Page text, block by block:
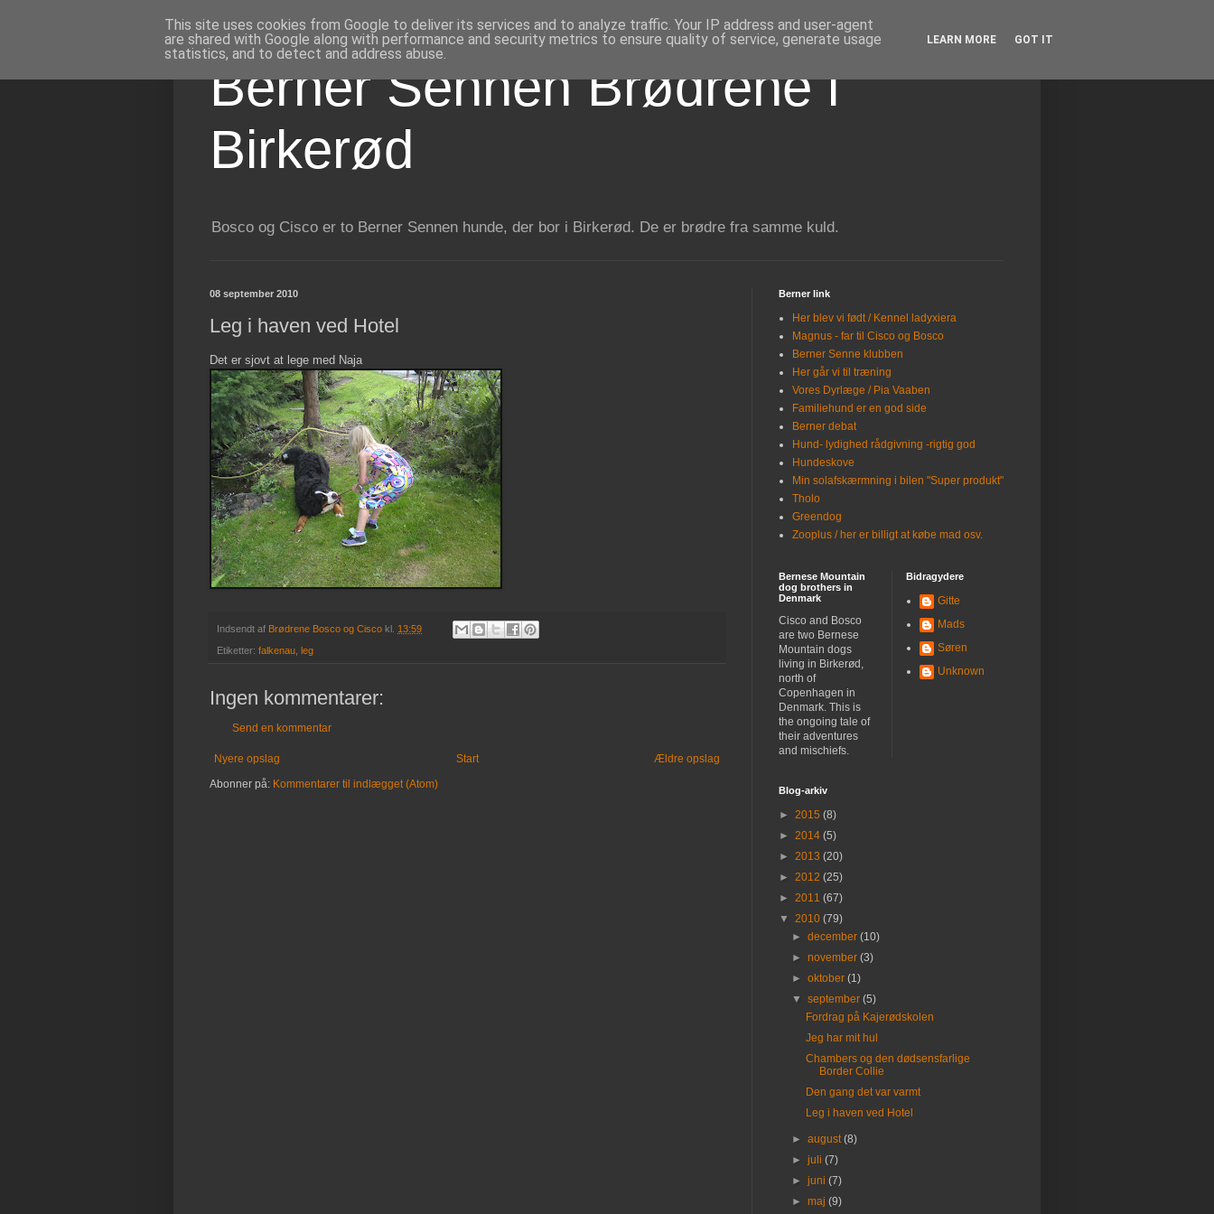
Berner Sennen Brødrene i
Birkerød
Bosco og Cisco er to Berner Sennen hunde, der bor i Birkerød. De er brødre fra samme kuld.
08 september 2010
Leg i haven ved Hotel
Det er sjovt at lege med Naja
Indsendt af Brødrene Bosco og Cisco kl. 13:59
Etiketter: falkenau, leg
Ingen kommentarer:
Send en kommentar
Nyere opslag Ældre opslag
Start
Abonner på: Kommentarer til indlægget (Atom)
Berner link
Her blev vi født / Kennel ladyxiera
Magnus - far til Cisco og Bosco
Berner Senne klubben
Her går vi til træning
Vores Dyrlæge / Pia Vaaben
Familiehund er en god side
Berner debat
Hund- lydighed rådgivning -rigtig god
Hundeskove
Min solafskærmning i bilen "Super produkt"
Tholo
Greendog
Zooplus / her er billigt at købe mad osv.
Bernese Mountain
dog brothers in
Denmark
Cisco and Bosco
are two Bernese
Mountain dogs
living in Birkerød,
north of
Copenhagen in
Denmark. This is
the ongoing tale of
their adventures
and mischiefs.
Bidragydere
Gitte
Mads
Søren
Unknown
Blog-arkiv
► 2015 (8)
► 2014 (5)
► 2013 (20)
► 2012 (25)
► 2011 (67)
▼ 2010 (79)
►december(10)
►november(3)
►oktober(1)
▼september(5)
Fordrag på Kajerødskolen
Jeg har mit hul
Chambers og den dødsensfarlige
Border Collie
Den gang det var varmt
Leg i haven ved Hotel
►august(8)
►juli(7)
►juni(7)
►maj(9)
This site uses cookies from Google to deliver its services and to analyze traffic. Your IP address and user-agent
are shared with Google along with performance and security metrics to ensure quality of service, generate usage
statistics, and to detect and address abuse.
LEARN MORE GOT IT